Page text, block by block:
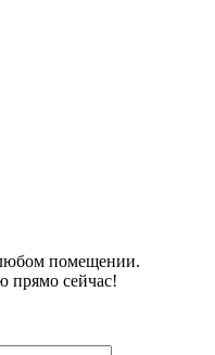
помещении.
прямо сейчас!